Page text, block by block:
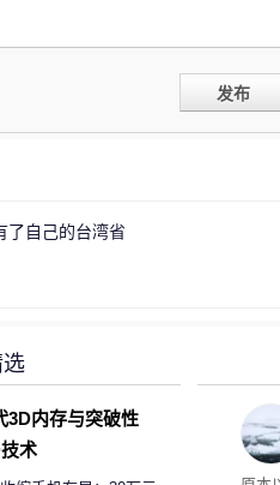
发布
了自己的台湾省
度
3D内存与突破性
术